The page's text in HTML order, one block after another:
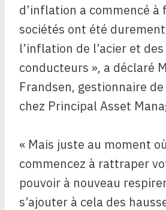
d’inflation a commencé à
sociétés ont été
l’inflation de l’acier et
conducteurs », a déclaré
Frandsen, gestionnaire
chez Principal Asset
« Mais juste au moment
commencez à rattraper
pouvoir à nouveau
s’ajouter à cela des